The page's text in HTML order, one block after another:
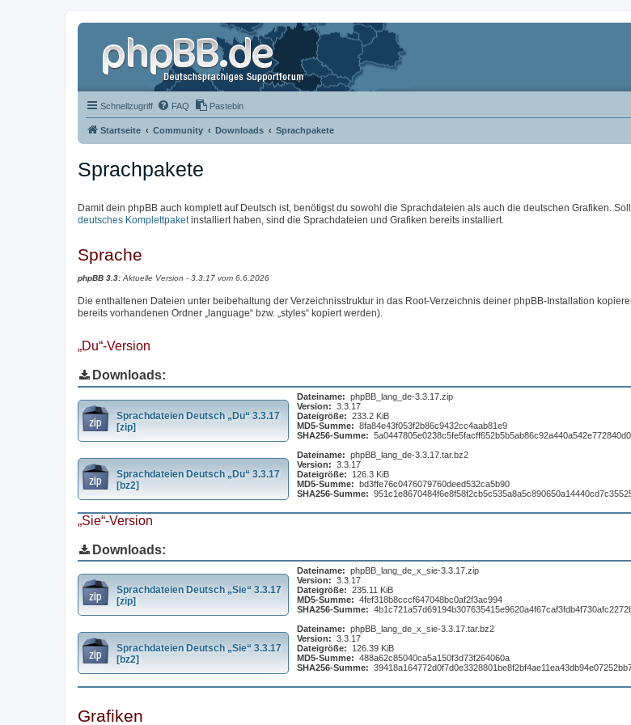
Schnellzugriff FAQ Pastebin
Startseite Community Downloads Sprachpakete
Sprachpakete
Damit dein phpBB auch komplett auf Deutsch ist, benötigst du sowohl die Sprachdateien als auch die deutschen Grafiken.
deutsches Komplettpaketinstalliert haben, sind die Sprachdateien und Grafiken bereits installiert.
Sprache
phpBB 3.3:Aktuelle Version - 3.3.17 vom 6.6.2026
Die enthaltenen Dateien unter beibehaltung der Verzeichnisstruktur in das Root-Verzeichnis deiner phpBB-Installation
bereits vorhandenen Ordner „language“ bzw. „styles“ kopiert werden).
„Du“-Version
Downloads:
Sprachdateien Deutsch „Du“ 3.3.17
[zip]
Dateiname: phpBB_lang_de-3.3.17.zip
Version: 3.3.17
Dateigröße: 233.2 KiB
MD5-Summe: 8fa84e43f053f2b86c9432cc4aab81e9
SHA256-Summe:
Sprachdateien Deutsch „Du“ 3.3.17
[bz2]
Dateiname: phpBB_lang_de-3.3.17.tar.bz2
Version: 3.3.17
Dateigröße:
126.3 KiB
MD5-Summe: bd3ffe76c0476079760deed532ca5b90
SHA256-Summe:
„Sie“-Version
Downloads:
Sprachdateien Deutsch „Sie“ 3.3.17
[zip]
Dateiname: phpBB_lang_de_x_sie-3.3.17.zip
Version: 3.3.17
Dateigröße: 235.11 KiB
MD5-Summe: 4fef318b8cccf647048bc0af2f3ac994
SHA256-Summe:
Sprachdateien Deutsch „Sie“ 3.3.17
[bz2]
Dateiname: phpBB_lang_de_x_sie-3.3.17.tar.bz2
Version: 3.3.17
Dateigröße:
126.39 KiB
MD5-Summe: 488a62c85040ca5a150f3d73f264060a
SHA256-Summe:
Grafiken